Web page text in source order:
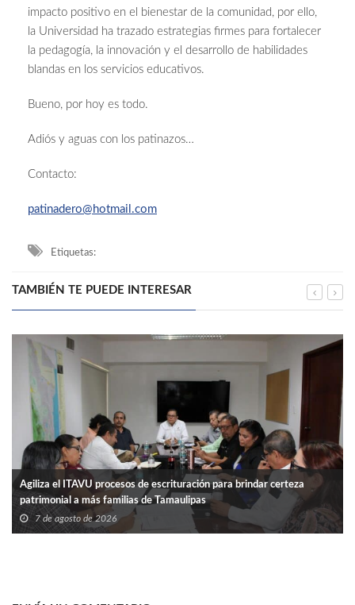
impacto positivo en el bienestar de la comunidad, por ello,
la Universidad ha trazado estrategias firmes para fortalecer
la pedagogía, la innovación y el desarrollo de habilidades
blandas en los servicios educativos.
Bueno, por hoy es todo.
Adiós y aguas con los patinazos…
Contacto:
patinadero@hotmail.com
Etiquetas:
TAMBIÉN TE PUEDE INTERESAR
Agiliza el ITAVU procesos de escrituración para brindar certeza
patrimonial a más familias de Tamaulipas
7 de agosto de 2026